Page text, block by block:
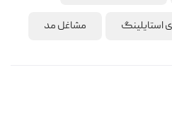
استایلینگ مشاغل مد